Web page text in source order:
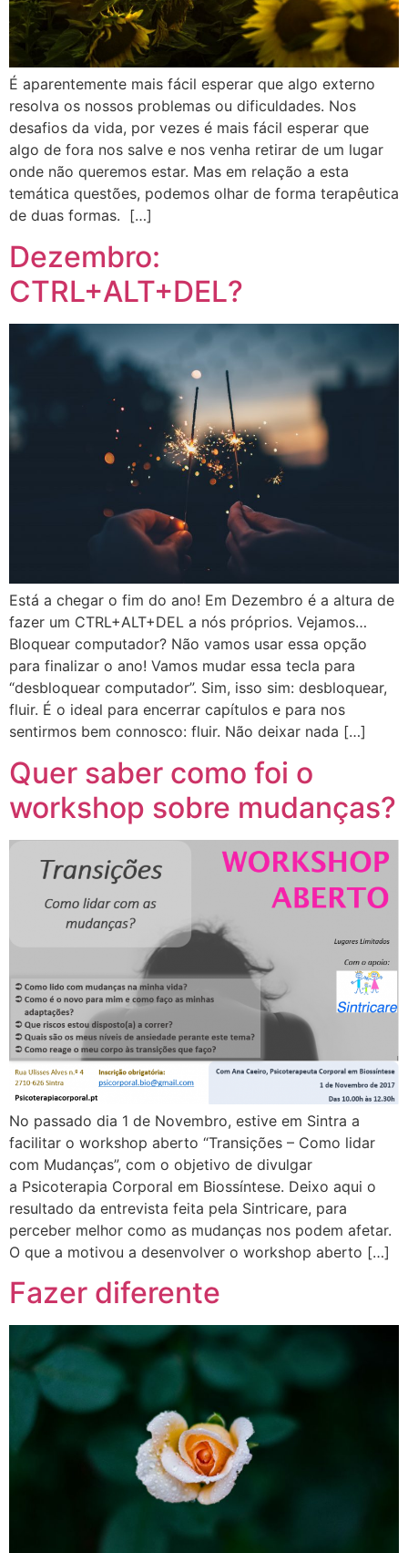
É aparentemente mais fácil esperar que algo externo
resolva os nossos problemas ou dificuldades. Nos
desafios da vida, por vezes é mais fácil esperar que
algo de fora nos salve e nos venha retirar de um lugar
onde não queremos estar. Mas em relação a esta
temática questões, podemos olhar de forma terapêutica
de duas formas. […]
Dezembro:
CTRL+ALT+DEL?
Está a chegar o fim do ano! Em Dezembro é a altura de
fazer um CTRL+ALT+DEL a nós próprios. Vejamos…
Bloquear computador? Não vamos usar essa opção
para finalizar o ano! Vamos mudar essa tecla para
“desbloquear computador”. Sim, isso sim: desbloquear,
fluir. É o ideal para encerrar capítulos e para nos
sentirmos bem connosco: fluir. Não deixar nada […]
Quer saber como foi o
workshop sobre mudanças?
No passado dia 1 de Novembro, estive em Sintra a
facilitar o workshop aberto “Transições – Como lidar
com Mudanças”, com o objetivo de divulgar
a Psicoterapia Corporal em Biossíntese. Deixo aqui o
resultado da entrevista feita pela Sintricare, para
perceber melhor como as mudanças nos podem afetar.
O que a motivou a desenvolver o workshop aberto […]
Fazer diferente